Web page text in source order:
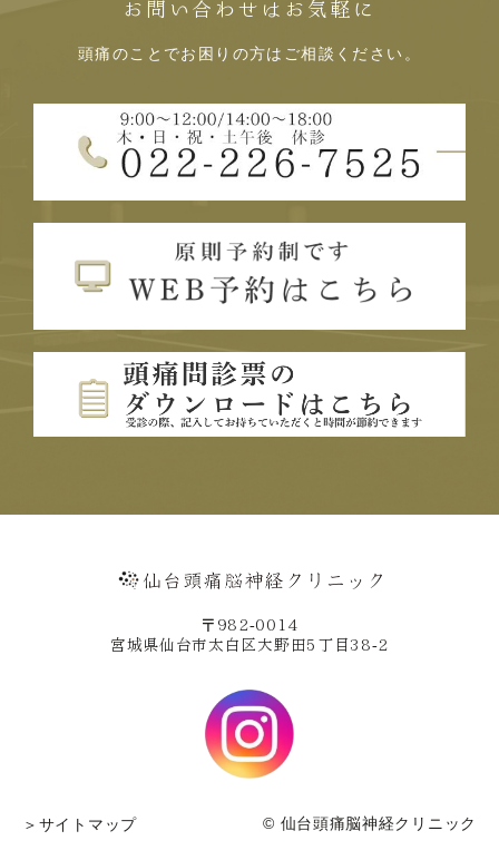
お問い合わせはお気軽に
頭痛のことでお困りの方はご相談ください。
〒982-0014
宮城県仙台市太白区大野田5丁目38-2
＞サイトマップ © 仙台頭痛脳神経クリニック